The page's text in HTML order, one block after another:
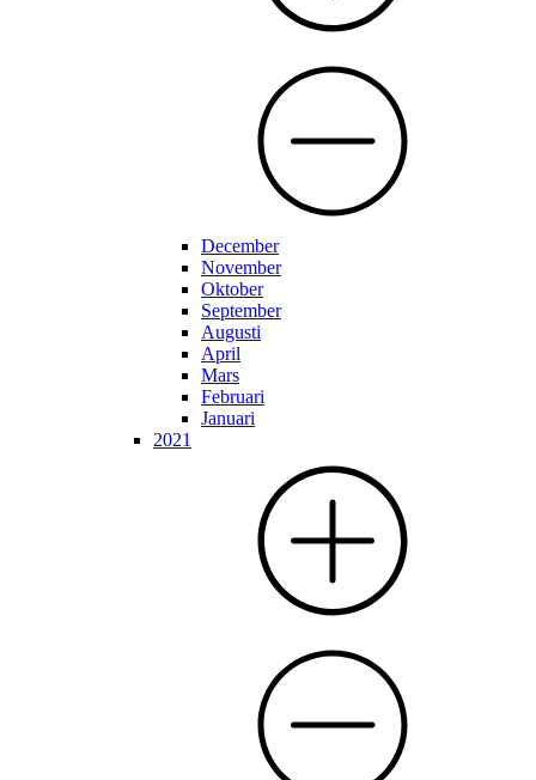
December
November
Oktober
September
Augusti
April
Mars
Februari
Januari
2021